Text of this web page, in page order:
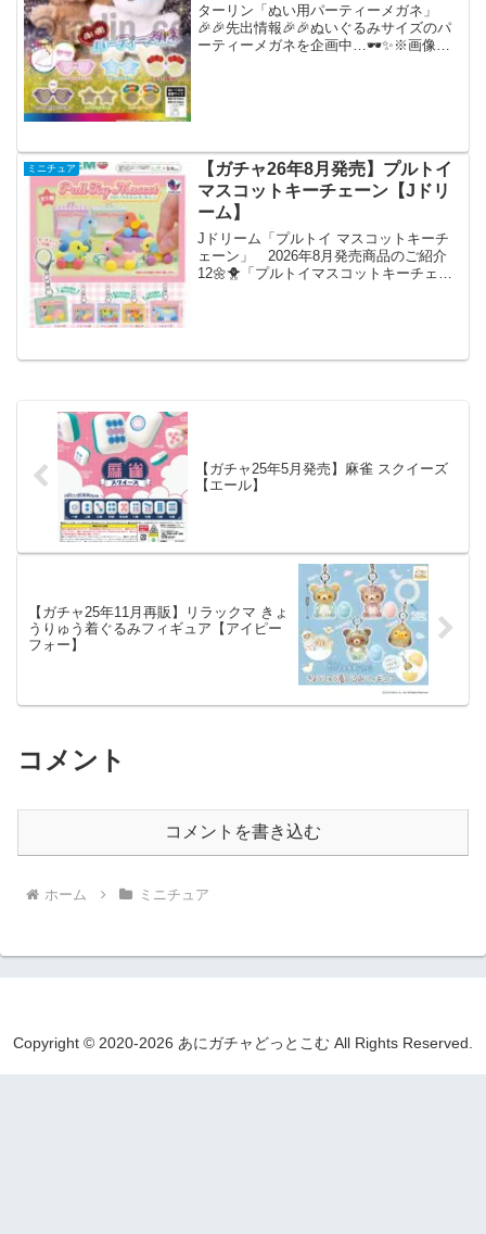
ターリン「ぬい用パーティーメガネ」
🎉🎉先出情報🎉🎉ぬいぐるみサイズのパ
ーティーメガネを企画中…🕶️✨※画像は
ミニチュア
【ガチャ26年8月発売】プルトイ
マスコットキーチェーン【Jドリ
ーム】
Jドリーム「プルトイ マスコットキーチ
ェーン」 2026年8月発売商品のご紹介
12🌼🐥「プルトイマスコットキーチェー
【ガチャ25年5月発売】麻雀 スクイーズ
【エール】
【ガチャ25年11月再販】リラックマ きょ
うりゅう着ぐるみフィギュア【アイピー
フォー】
コメント
コメントを書き込む
ホーム ミニチュア
Copyright © 2020-2026 あにガチャどっとこむ All Rights Reserved.